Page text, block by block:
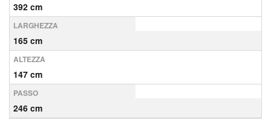
392 cm
LARGHEZZA
165 cm
ALTEZZA
147 cm
PASSO
246 cm